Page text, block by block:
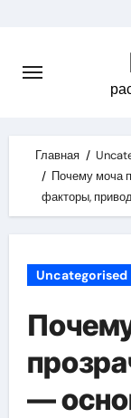
content
Главная
Почему моча
факторы,
Uncategorised
—